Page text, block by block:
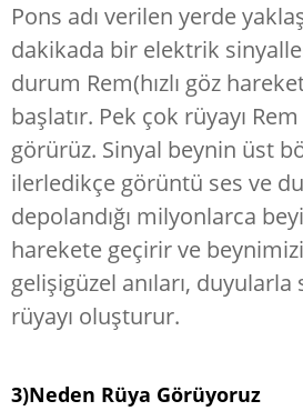
Pons adı verilen yerde
dakikada bir elektrik
durum Rem(hızlı göz
başlatır. Pek çok rüyayı
görürüz. Sinyal beynin üst
ilerledikçe görüntü ses ve
depolandığı milyonlarca
harekete geçirir ve
gelişigüzel anıları,
rüyayı oluşturur.
3)Neden Rüya Görüyoruz